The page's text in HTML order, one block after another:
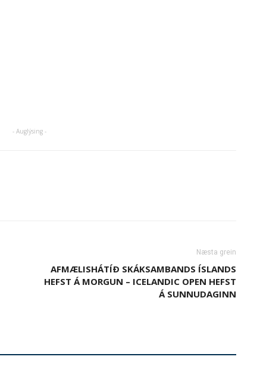
- Auglýsing -
Næsta grein
AFMÆLISHÁTÍÐ SKÁKSAMBANDS ÍSLANDS
HEFST Á MORGUN – ICELANDIC OPEN HEFST
Á SUNNUDAGINN